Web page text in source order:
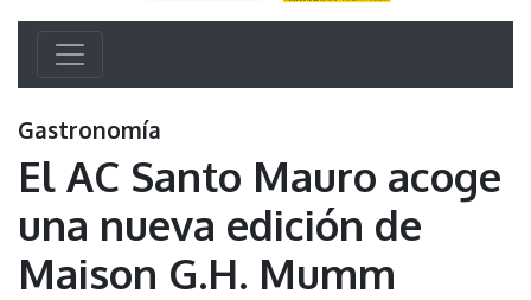
Gastronomía
El AC Santo Mauro acoge
una nueva edición de
Maison G.H. Mumm